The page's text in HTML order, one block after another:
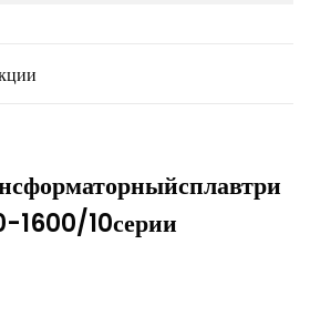
1600/10серии